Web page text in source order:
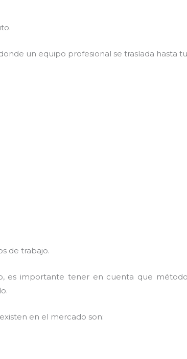
un equipo profesional se traslada hasta
de trabajo.
es importante tener en cuenta que
en el mercado son: